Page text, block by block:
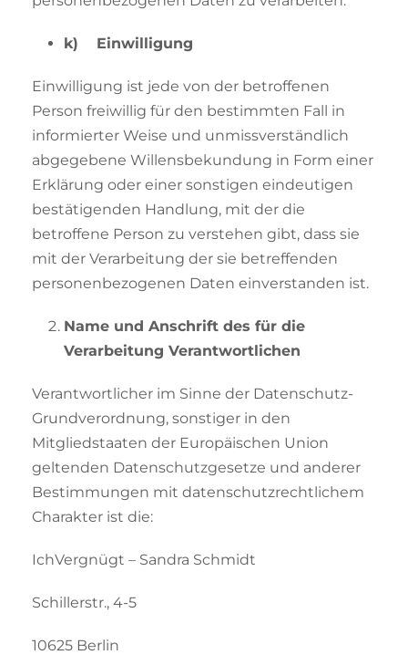
k) Einwilligung
Einwilligung ist jede von der betroffenen
Person freiwillig für den bestimmten Fall in
informierter Weise und unmissverständlich
abgegebene Willensbekundung in Form einer
Erklärung oder einer sonstigen eindeutigen
bestätigenden Handlung, mit der die
betroffene Person zu verstehen gibt, dass sie
mit der Verarbeitung der sie betreffenden
personenbezogenen Daten einverstanden ist.
Name und Anschrift des für die
Verarbeitung Verantwortlichen
Verantwortlicher im Sinne der Datenschutz-
Grundverordnung, sonstiger in den
Mitgliedstaaten der Europäischen Union
geltenden Datenschutzgesetze und anderer
Bestimmungen mit datenschutzrechtlichem
Charakter ist die:
IchVergnügt – Sandra Schmidt
Schillerstr., 4-5
10625 Berlin